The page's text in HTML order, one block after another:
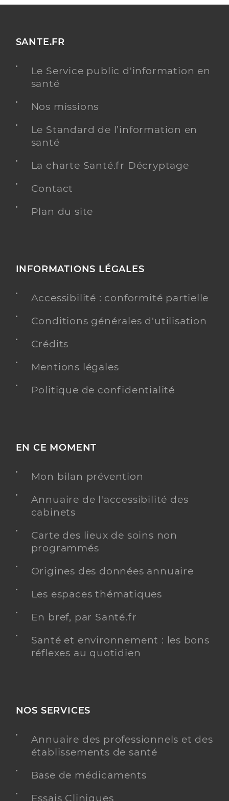
SANTE.FR
Le Service public d'information en
santé
Nos missions
Le Standard de l’information en
santé
La charte Santé.fr Décryptage
Contact
Plan du site
INFORMATIONS LÉGALES
Accessibilité : conformité partielle
Conditions générales d'utilisation
Crédits
Mentions légales
Politique de confidentialité
EN CE MOMENT
Mon bilan prévention
Annuaire de l'accessibilité des
cabinets
Carte des lieux de soins non
programmés
Origines des données annuaire
Les espaces thématiques
En bref, par Santé.fr
Santé et environnement : les bons
réflexes au quotidien
NOS SERVICES
Annuaire des professionnels et des
établissements de santé
Base de médicaments
Essais Cliniques